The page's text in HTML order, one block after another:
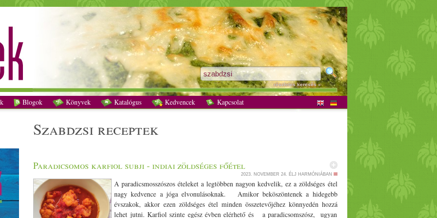
szabdzsi receptek - Vegetáriánus receptek
részletes keresés »
Blogok Könyvek Katalógus Kedvencek Kapcsolat
szabdzsi receptek
Paradicsomos karfiol subji - indiai zöldséges főétel
2023. NOVEMBER 24. ÉLJ HARMÓNIÁBAN
A paradicsmosszószos ételeket a legtöbben nagyon kedvelik, ez a zöldséges étel
nagy kedvence a jóga elvonulásoknak. Amikor beköszöntenek a hidegebb
évszakok, akkor ezen zöldséges étel minden összetevőjéhez könnyedén hozzá
lehet jutni. Karfiol szinte egész évben elérhető és a paradicsomszósz, ugyan